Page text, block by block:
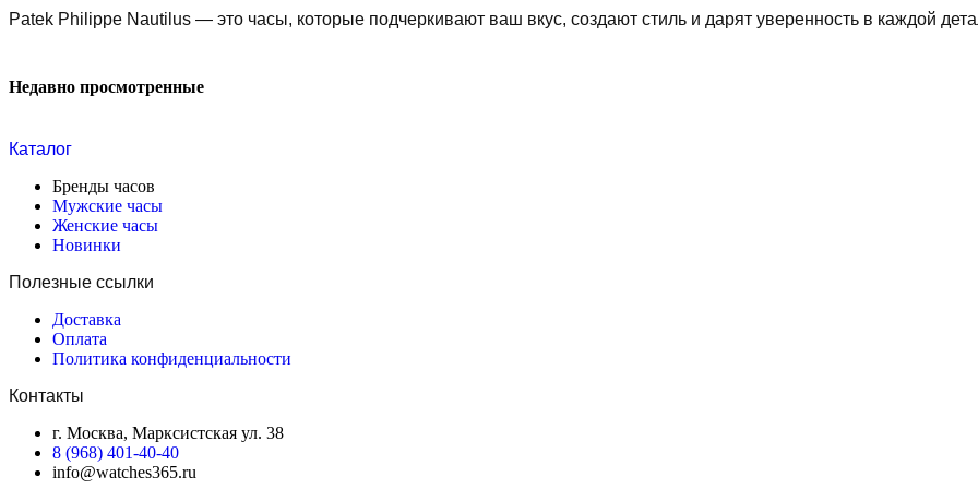
Patek Philippe Nautilus — это часы, которые подчеркивают ваш вкус, создают стиль и дарят уверенность в каждой
Недавно просмотренные
Каталог
Бренды часов
Мужские часы
Женские часы
Новинки
Полезные ссылки
Доставка
Оплата
Политика конфиденциальности
Контакты
г. Москва, Марксистская ул. 38
8 (968) 401-40-40
info@watches365.ru